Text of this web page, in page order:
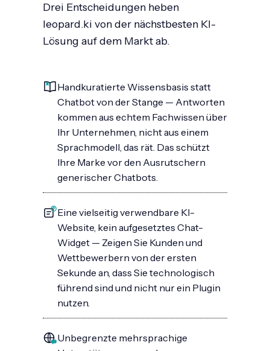
Drei Entscheidungen heben
leopard.ki von der nächstbesten KI-
Lösung auf dem Markt ab.
Handkuratierte Wissensbasis statt
Chatbot von der Stange — Antworten
kommen aus echtem Fachwissen über
Ihr Unternehmen, nicht aus einem
Sprachmodell, das rät. Das schützt
Ihre Marke vor den Ausrutschern
generischer Chatbots.
Eine vielseitig verwendbare KI-
Website, kein aufgesetztes Chat-
Widget — Zeigen Sie Kunden und
Wettbewerbern von der ersten
Sekunde an, dass Sie technologisch
führend sind und nicht nur ein Plugin
nutzen.
Unbegrenzte mehrsprachige